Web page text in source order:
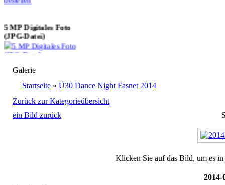
(JPG-Datei)
bestellen
(JPG-Datei)
Galerie
Startseite » Ü30 Dance Night Fasnet 2014
Zurück zur Kategorieübersicht
ein Bild zurück
Klicken Sie auf das Bild, um es
2014-